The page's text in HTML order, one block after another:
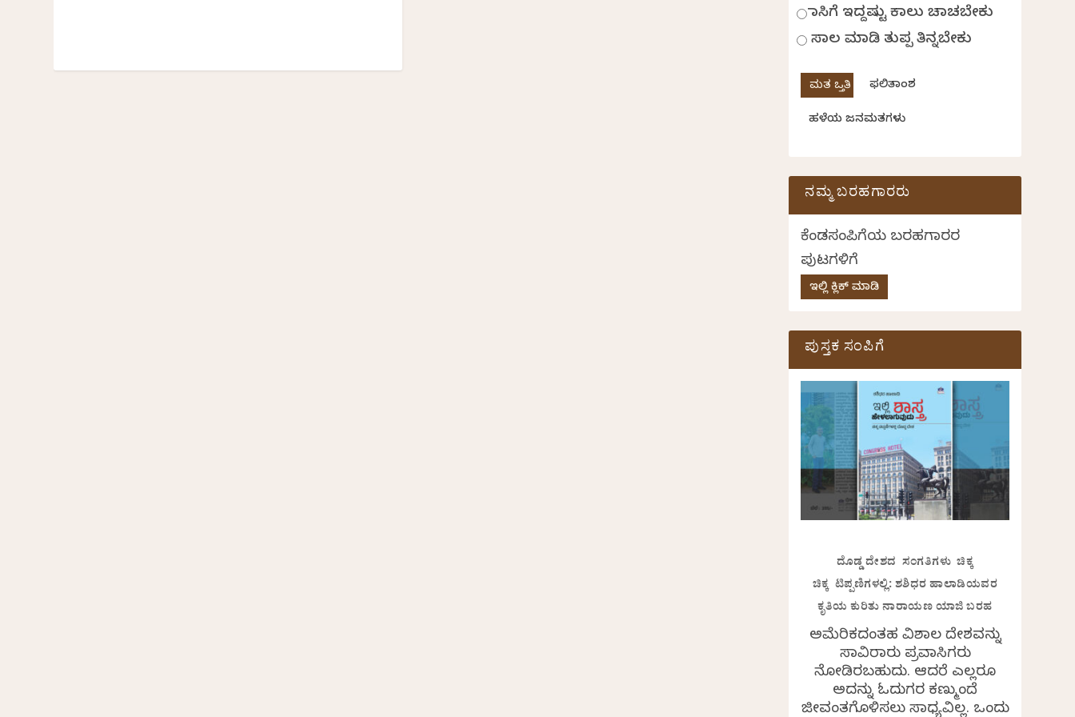
ಹಾಸಿಗೆ ಇದ್ದಷ್ಟು ಕಾಲು ಚಾಚಬೇಕು
ಸಾಲ ಮಾಡಿ ತುಪ್ಪ ತಿನ್ನಬೇಕು
ಫಲಿತಾಂಶ
ಹಳೆಯ ಜನಮತಗಳು
ನಮ್ಮ ಬರಹಗಾರರು
ಕೆಂಡಸಂಪಿಗೆಯ ಬರಹಗಾರರ
ಪುಟಗಳಿಗೆ
ಇಲ್ಲಿ ಕ್ಲಿಕ್ ಮಾಡಿ
ಪುಸ್ತಕ ಸಂಪಿಗೆ
ದೊಡ್ಡ ದೇಶದ ಸಂಗತಿಗಳು ಚಿಕ್ಕ
ಚಿಕ್ಕ ಟಿಪ್ಪಣಿಗಳಲ್ಲಿ: ಶಶಿಧರ ಹಾಲಾಡಿಯವರ
ಕೃತಿಯ ಕುರಿತು ನಾರಾಯಣ ಯಾಜಿ ಬರಹ
ಅಮೆರಿಕದಂತಹ ವಿಶಾಲ ದೇಶವನ್ನು
ಸಾವಿರಾರು ಪ್ರವಾಸಿಗರು
ನೋಡಿರಬಹುದು. ಆದರೆ ಎಲ್ಲರೂ
ಅದನ್ನು ಓದುಗರ ಕಣ್ಮುಂದೆ
ಜೀವಂತಗೊಳಿಸಲು ಸಾಧ್ಯವಿಲ್ಲ. ಒಂದು